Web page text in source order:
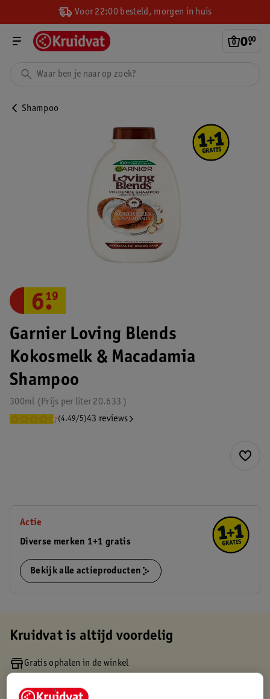
Voor 22:00 besteld, morgen in huis
0.
00
Shampoo
Garnier Loving Blends
Kokosmelk & Macadamia
Shampoo
300ml 20.633
Prijs per liter
(4.49/5)43 reviews
6.
19
Actie
Diverse merken 1+1 gratis
Bekijk alle actieproducten
Kruidvat is altijd voordelig
Gratis ophalen in de winkel
Gratis thuisbezorgd vanaf 50.00